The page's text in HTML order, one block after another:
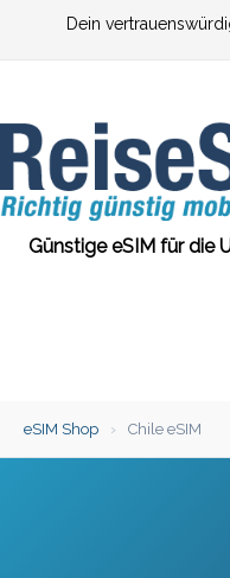
Dein
Günstige eSIM für die
eSIM Shop › Chile eSIM